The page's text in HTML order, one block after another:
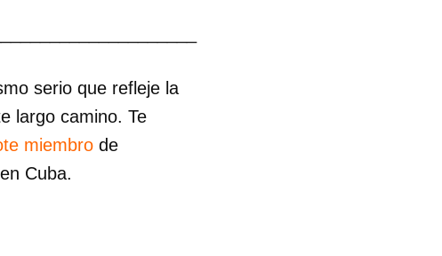
serio que refleje la
largo camino. Te
miembro de
Cuba.